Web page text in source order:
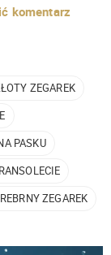
komentarz
ZEGAREK
PASKU
ZEGAREK